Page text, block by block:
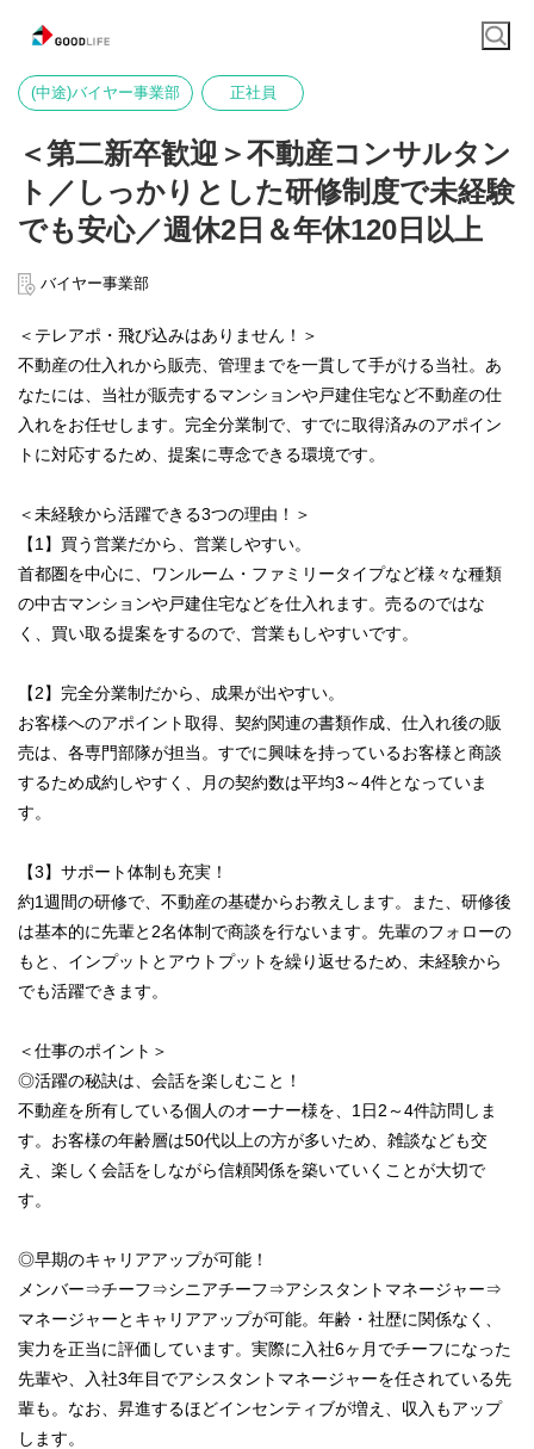
(中途)バイヤー事業部 正社員
＜第二新卒歓迎＞不動産コンサルタン
ト／しっかりとした研修制度で未経験
でも安心／週休2日＆年休120日以上
バイヤー事業部
＜テレアポ・飛び込みはありません！＞
不動産の仕入れから販売、管理までを一貫して手がける当社。あ
なたには、当社が販売するマンションや戸建住宅など不動産の仕
入れをお任せします。完全分業制で、すでに取得済みのアポイン
トに対応するため、提案に専念できる環境です。
＜未経験から活躍できる3つの理由！＞
【1】買う営業だから、営業しやすい。
首都圏を中心に、ワンルーム・ファミリータイプなど様々な種類
の中古マンションや戸建住宅などを仕入れます。売るのではな
く、買い取る提案をするので、営業もしやすいです。
【2】完全分業制だから、成果が出やすい。
お客様へのアポイント取得、契約関連の書類作成、仕入れ後の販
売は、各専門部隊が担当。すでに興味を持っているお客様と商談
するため成約しやすく、月の契約数は平均3～4件となっていま
す。
【3】サポート体制も充実！
約1週間の研修で、不動産の基礎からお教えします。また、研修後
は基本的に先輩と2名体制で商談を行ないます。先輩のフォローの
もと、インプットとアウトプットを繰り返せるため、未経験から
でも活躍できます。
＜仕事のポイント＞
◎活躍の秘訣は、会話を楽しむこと！
不動産を所有している個人のオーナー様を、1日2～4件訪問しま
す。お客様の年齢層は50代以上の方が多いため、雑談なども交
え、楽しく会話をしながら信頼関係を築いていくことが大切で
す。
◎早期のキャリアアップが可能！
メンバー⇒チーフ⇒シニアチーフ⇒アシスタントマネージャー⇒
マネージャーとキャリアアップが可能。年齢・社歴に関係なく、
実力を正当に評価しています。実際に入社6ヶ月でチーフになった
先輩や、入社3年目でアシスタントマネージャーを任されている先
輩も。なお、昇進するほどインセンティブが増え、収入もアップ
します。